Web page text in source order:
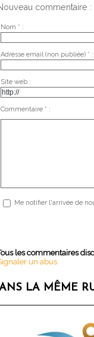
commentaire :
Nom * :
Adresse email (non publiée) * :
Site web :
Commentaire * :
Me notifier l'arrivée de
les commentaires
un abus
LA MÊME